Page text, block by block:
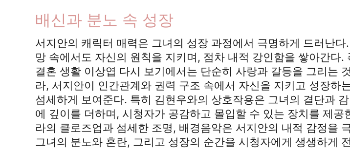
배신과 분노 속 성장
서지안의 캐릭터 매력은 그녀의 성장 과정에서 극명하게 드러난다
망 속에서도 자신의 원칙을 지키며, 점차 내적 강인함을 쌓아간다.
결혼 생활 이상엽 다시 보기에서는 단순히 사랑과 갈등을 그리는
라, 서지안이 인간관계와 권력 구조 속에서 자신을 지키고 성장하
섬세하게 보여준다. 특히 김현우와의 상호작용은 그녀의 결단과
에 깊이를 더하며, 시청자가 공감하고 몰입할 수 있는 장치를 제공
라의 클로즈업과 섬세한 조명, 배경음악은 서지안의 내적 감정을
그녀의 분노와 혼란, 그리고 성장의 순간을 시청자에게 생생하게